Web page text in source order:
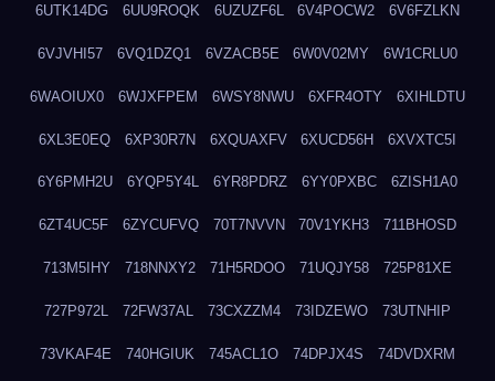
6UTK14DG 6UU9ROQK 6UZUZF6L 6V4POCW2 6V6FZLKN
6VJVHI57 6VQ1DZQ1 6VZACB5E 6W0V02MY 6W1CRLU0
6WAOIUX0 6WJXFPEM 6WSY8NWU 6XFR4OTY 6XIHLDTU
6XL3E0EQ 6XP30R7N 6XQUAXFV 6XUCD56H 6XVXTC5I
6Y6PMH2U 6YQP5Y4L 6YR8PDRZ 6YY0PXBC 6ZISH1A0
6ZT4UC5F 6ZYCUFVQ 70T7NVVN 70V1YKH3 711BHOSD
713M5IHY 718NNXY2 71H5RDOO 71UQJY58 725P81XE
727P972L 72FW37AL 73CXZZM4 73IDZEWO 73UTNHIP
73VKAF4E 740HGIUK 745ACL1O 74DPJX4S 74DVDXRM